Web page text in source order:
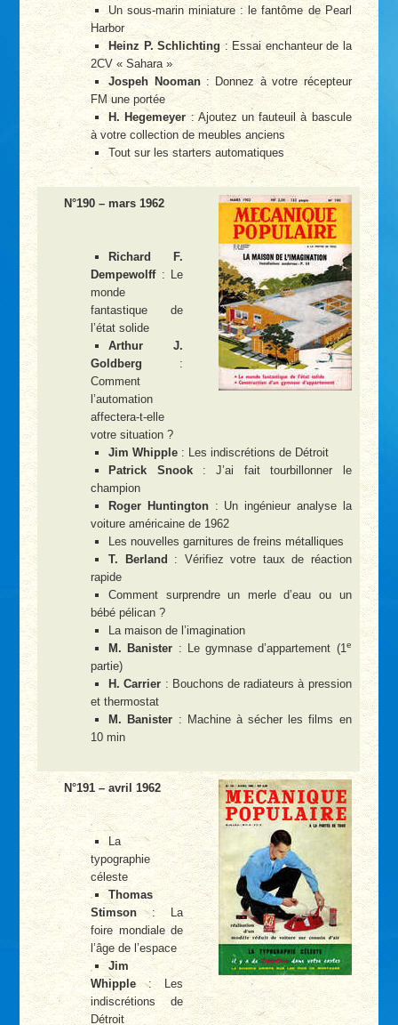
Un sous-marin miniature : le fantôme de Pearl
Harbor
Heinz P. Schlichting : Essai enchanteur de la
2CV « Sahara »
Jospeh Nooman: Donnez à votre récepteur
FM une portée
H. Hegemeyer: Ajoutez un fauteuil à bascule
à votre collection de meubles anciens
Tout sur les starters automatiques
N°190 – mars 1962
Richard F.
Dempewolff: Le
monde
fantastique de
l’état solide
Arthur J.
Goldberg :
Comment
l’automation
affectera-t-elle
votre situation ?
Jim Whipple : Les indiscrétions de Détroit
Patrick Snook: J’ai fait tourbillonner le
champion
Roger Huntington: Un ingénieur analyse la
voiture américaine de 1962
Les nouvelles garnitures de freins métalliques
T. Berland
: Vérifiez votre taux de réaction
rapide
Comment surprendre un merle d’eau ou un
bébé pélican ?
La maison de l’imagination
M. Banister : Le gymnase d’appartement (1 e
partie)
H. Carrier : Bouchons de radiateurs à pression
et thermostat
M. Banister : Machine à sécher les films en
10 min
N°191 – avril 1962
La
typographie
céleste
Thomas
Stimson : La
foire mondiale de
l’âge de l’espace
Jim
Whipple : Les
indiscrétions de
Détroit